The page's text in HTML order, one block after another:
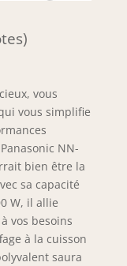
vous
vous simplifie
NN-
bien être la
sa capacité
W, il allie
vos besoins
à la cuisson
saura